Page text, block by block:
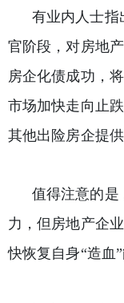
有业内人士指
官阶段，对房地
房企化债成功，
市场加快走向止
其他出险房企提供
值得注意的是
力，但房地产企
快恢复自身“造血”